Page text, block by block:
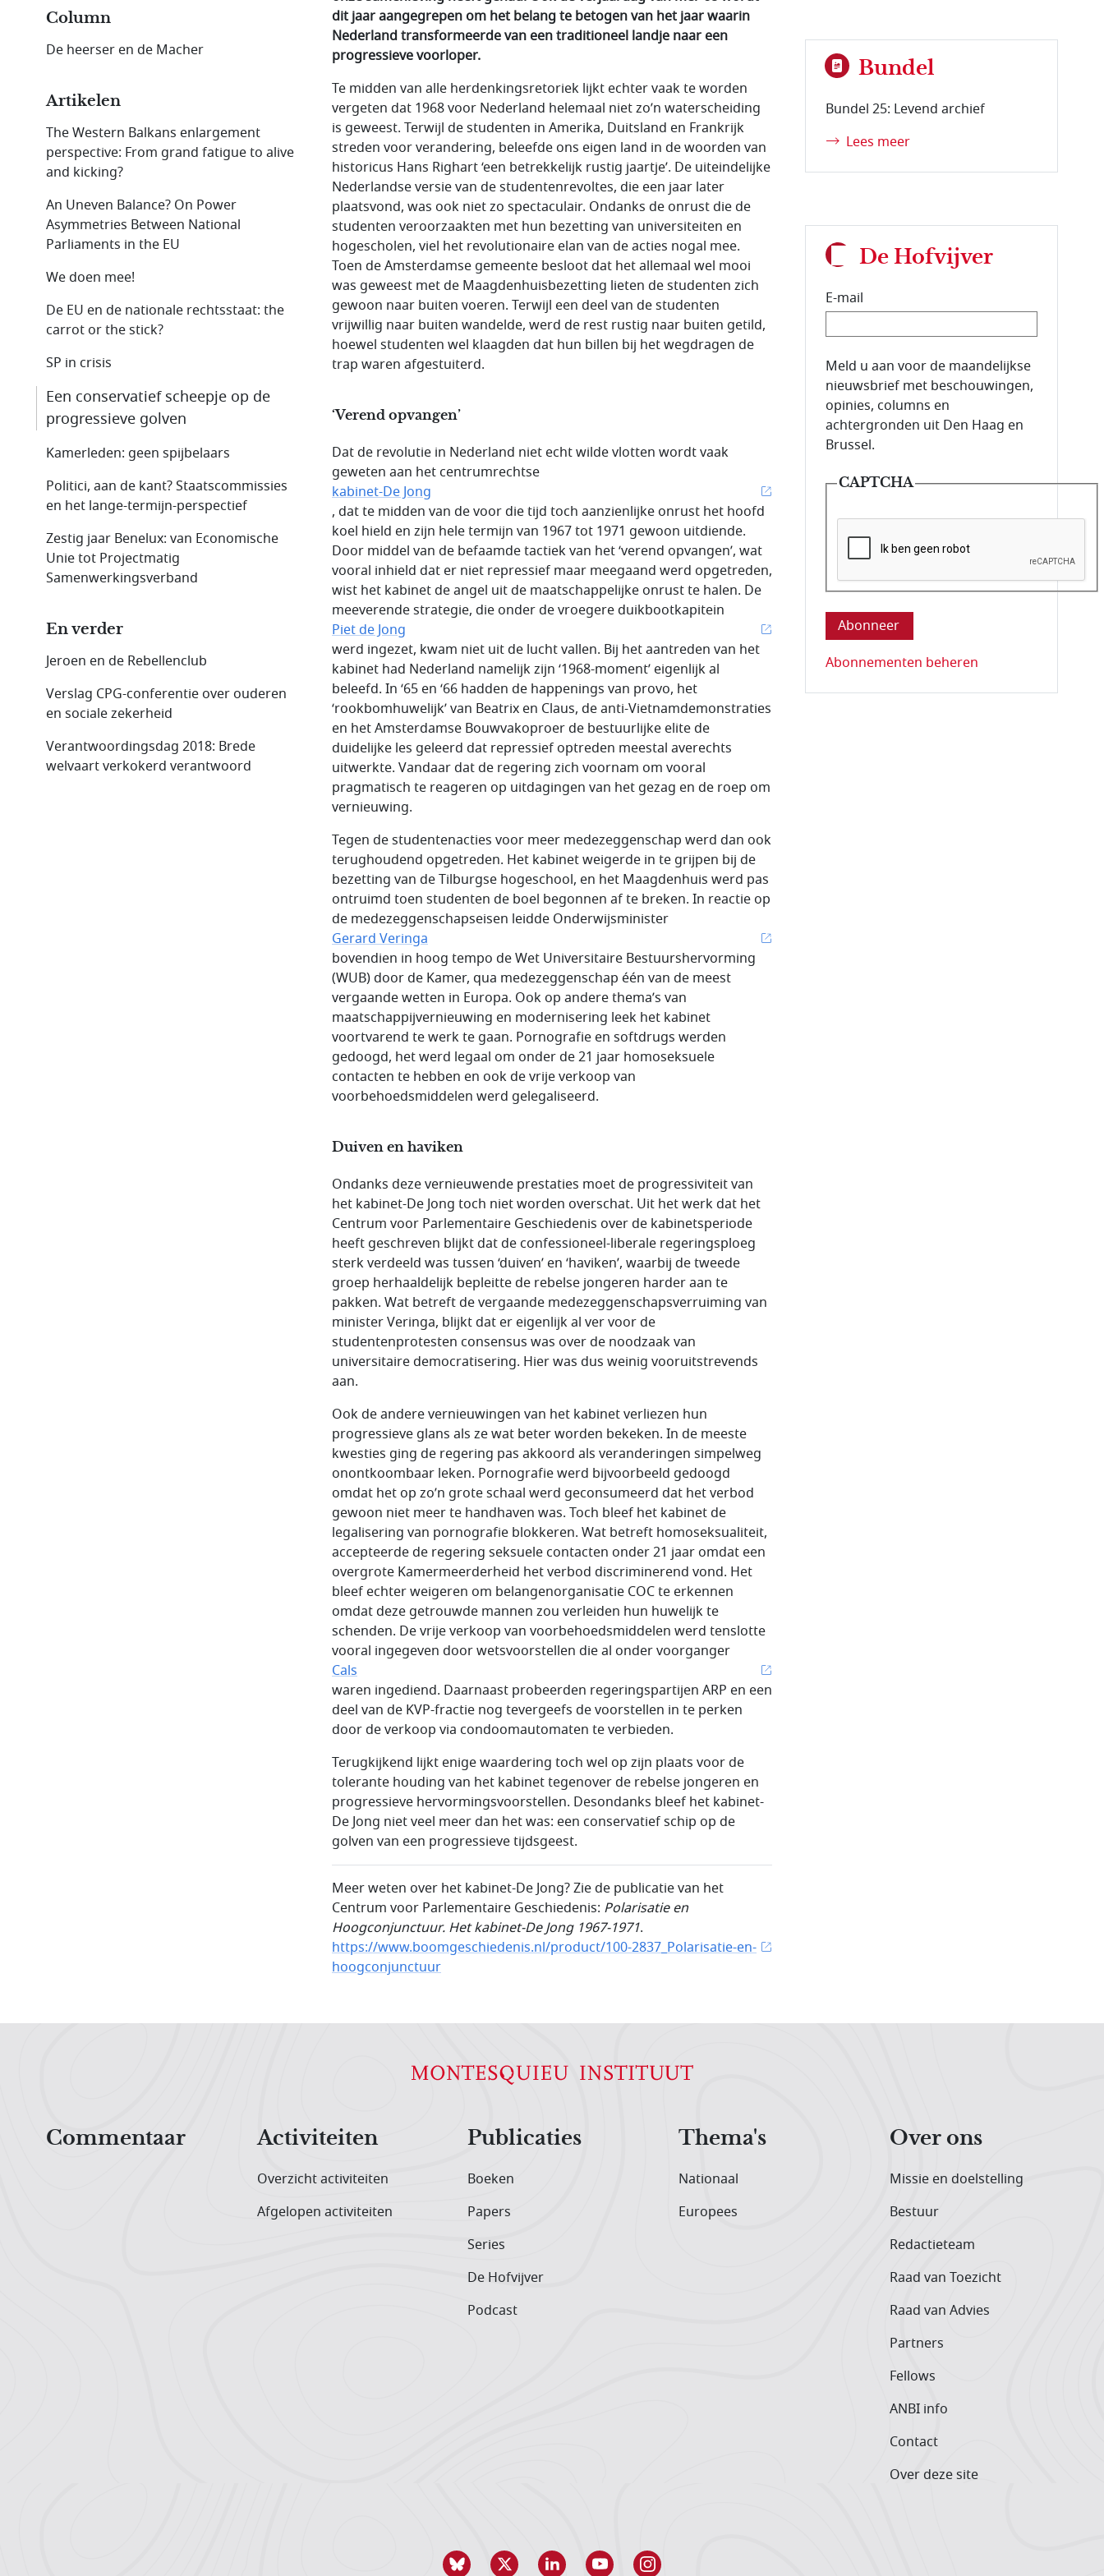
dit jaar aangegrepen om het belang te betogen van het jaar waarin
Nederland transformeerde van een traditioneel landje naar een
progressieve voorloper.
Te midden van alle herdenkingsretoriek lijkt echter vaak te worden
vergeten dat 1968 voor Nederland helemaal niet zo’n waterscheiding
is geweest. Terwijl de studenten in Amerika, Duitsland en Frankrijk
streden voor verandering, beleefde ons eigen land in de woorden van
historicus Hans Righart ‘een betrekkelijk rustig jaartje’. De uiteindelijke
Nederlandse versie van de studentenrevoltes, die een jaar later
plaatsvond, was ook niet zo spectaculair. Ondanks de onrust die de
studenten veroorzaakten met hun bezetting van universiteiten en
hogescholen, viel het revolutionaire elan van de acties nogal mee.
Toen de Amsterdamse gemeente besloot dat het allemaal wel mooi
was geweest met de Maagdenhuisbezetting lieten de studenten zich
gewoon naar buiten voeren. Terwijl een deel van de studenten
vrijwillig naar buiten wandelde, werd de rest rustig naar buiten getild,
hoewel studenten wel klaagden dat hun billen bij het wegdragen de
trap waren afgestuiterd.
‘Verend opvangen’
Dat de revolutie in Nederland niet echt wilde vlotten wordt vaak
geweten aan het centrumrechtse
kabinet-De Jong
, dat te midden van de voor die tijd toch aanzienlijke onrust het hoofd
koel hield en zijn hele termijn van 1967 tot 1971 gewoon uitdiende.
Door middel van de befaamde tactiek van het ‘verend opvangen’, wat
vooral inhield dat er niet repressief maar meegaand werd opgetreden,
wist het kabinet de angel uit de maatschappelijke onrust te halen. De
meeverende strategie, die onder de vroegere duikbootkapitein
Piet de Jong
werd ingezet, kwam niet uit de lucht vallen. Bij het aantreden van het
kabinet had Nederland namelijk zijn ‘1968-moment’ eigenlijk al
beleefd. In ‘65 en ‘66 hadden de happenings van provo, het
‘rookbomhuwelijk’ van Beatrix en Claus, de anti-Vietnamdemonstraties
en het Amsterdamse Bouwvakoproer de bestuurlijke elite de
duidelijke les geleerd dat repressief optreden meestal averechts
uitwerkte. Vandaar dat de regering zich voornam om vooral
pragmatisch te reageren op uitdagingen van het gezag en de roep om
vernieuwing.
Tegen de studentenacties voor meer medezeggenschap werd dan ook
terughoudend opgetreden. Het kabinet weigerde in te grijpen bij de
bezetting van de Tilburgse hogeschool, en het Maagdenhuis werd pas
ontruimd toen studenten de boel begonnen af te breken. In reactie op
de medezeggenschapseisen leidde Onderwijsminister
Gerard Veringa
bovendien in hoog tempo de Wet Universitaire Bestuurshervorming
(WUB) door de Kamer, qua medezeggenschap één van de meest
vergaande wetten in Europa. Ook op andere thema’s van
maatschappijvernieuwing en modernisering leek het kabinet
voortvarend te werk te gaan. Pornografie en softdrugs werden
gedoogd, het werd legaal om onder de 21 jaar homoseksuele
contacten te hebben en ook de vrije verkoop van
voorbehoedsmiddelen werd gelegaliseerd.
Duiven en haviken
Ondanks deze vernieuwende prestaties moet de progressiviteit van
het kabinet-De Jong toch niet worden overschat. Uit het werk dat het
Centrum voor Parlementaire Geschiedenis over de kabinetsperiode
heeft geschreven blijkt dat de confessioneel-liberale regeringsploeg
sterk verdeeld was tussen ‘duiven’ en ‘haviken’, waarbij de tweede
groep herhaaldelijk bepleitte de rebelse jongeren harder aan te
pakken. Wat betreft de vergaande medezeggenschapsverruiming van
minister Veringa, blijkt dat er eigenlijk al ver voor de
studentenprotesten consensus was over de noodzaak van
universitaire democratisering. Hier was dus weinig vooruitstrevends
aan.
Ook de andere vernieuwingen van het kabinet verliezen hun
progressieve glans als ze wat beter worden bekeken. In de meeste
kwesties ging de regering pas akkoord als veranderingen simpelweg
onontkoombaar leken. Pornografie werd bijvoorbeeld gedoogd
omdat het op zo’n grote schaal werd geconsumeerd dat het verbod
gewoon niet meer te handhaven was. Toch bleef het kabinet de
legalisering van pornografie blokkeren. Wat betreft homoseksualiteit,
accepteerde de regering seksuele contacten onder 21 jaar omdat een
overgrote Kamermeerderheid het verbod discriminerend vond. Het
bleef echter weigeren om belangenorganisatie COC te erkennen
omdat deze getrouwde mannen zou verleiden hun huwelijk te
schenden. De vrije verkoop van voorbehoedsmiddelen werd tenslotte
vooral ingegeven door wetsvoorstellen die al onder voorganger
Cals
waren ingediend. Daarnaast probeerden regeringspartijen ARP en een
deel van de KVP-fractie nog tevergeefs de voorstellen in te perken
door de verkoop via condoomautomaten te verbieden.
Terugkijkend lijkt enige waardering toch wel op zijn plaats voor de
tolerante houding van het kabinet tegenover de rebelse jongeren en
progressieve hervormingsvoorstellen. Desondanks bleef het kabinet-
De Jong niet veel meer dan het was: een conservatief schip op de
golven van een progressieve tijdsgeest.
Meer weten over het kabinet-De Jong? Zie de publicatie van het
Centrum voor Parlementaire Geschiedenis: Polarisatie en
Hoogconjunctuur. Het kabinet-De Jong 1967-1971.
https://www.boomgeschiedenis.nl/product/100-2837_Polarisatie-en-
hoogconjunctuur
Column
De heerser en de Macher
Artikelen
The Western Balkans enlargement
perspective: From grand fatigue to alive
and kicking?
An Uneven Balance? On Power
Asymmetries Between National
Parliaments in the EU
We doen mee!
De EU en de nationale rechtsstaat: the
carrot or the stick?
SP in crisis
Een conservatief scheepje op de
progressieve golven
Kamerleden: geen spijbelaars
Politici, aan de kant? Staatscommissies
en het lange-termijn-perspectief
Zestig jaar Benelux: van Economische
Unie tot Projectmatig
Samenwerkingsverband
En verder
Jeroen en de Rebellenclub
Verslag CPG-conferentie over ouderen
en sociale zekerheid
Verantwoordingsdag 2018: Brede
welvaart verkokerd verantwoord
Bundel
Bundel 25: Levend archief
Lees meer
De Hofvijver
E-mail
E-mailadres van de abonnee.
Meld u aan voor de maandelijkse
nieuwsbrief met beschouwingen,
opinies, columns en
achtergronden uit Den Haag en
Brussel.
CAPTCHA
Deze vraag is om te controleren dat u
Abonnementen beheren
Commentaar
Activiteiten
Overzicht activiteiten
Afgelopen activiteiten
Publicaties
Boeken
Papers
Series
De Hofvijver
Podcast
Thema's
Nationaal
Europees
Over ons
Missie en doelstelling
Bestuur
Redactieteam
Raad van Toezicht
Raad van Advies
Partners
Fellows
ANBI info
Contact
Over deze site